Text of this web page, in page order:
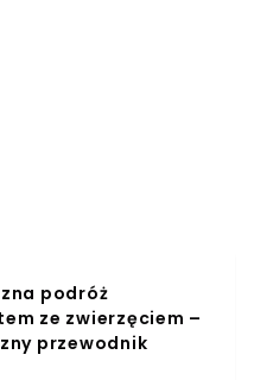
podróż
ze zwierzęciem –
przewodnik